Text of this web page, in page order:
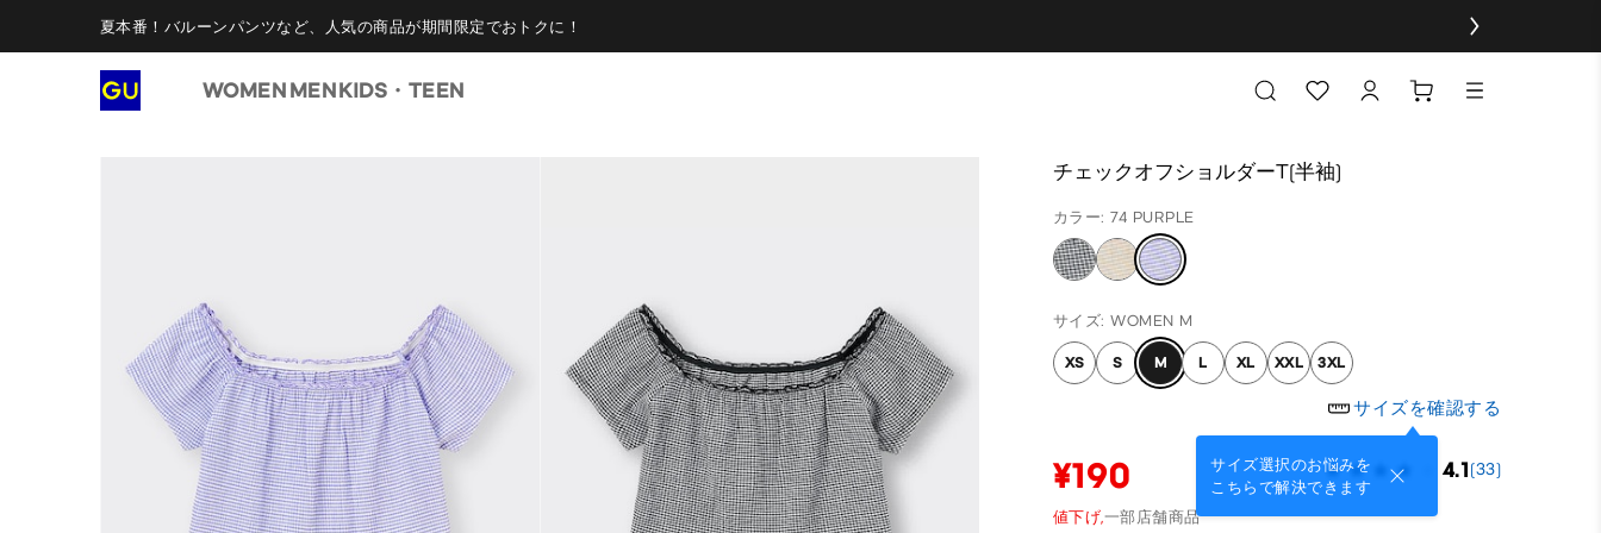
夏本番！バルーンパンツなど、人気の商品が期間限定でおトクに！
WOMEN MENKIDS・TEEN
チェックオフショルダーT(半袖)
カラー: 74 PURPLE
サイズ: WOMEN M
XS S M L XL XXL 3XL
サイズを確認する
サイズ選択のお悩みを
こちらで解決できます
¥190 4.1(33)
値下げ,一部店舗商品